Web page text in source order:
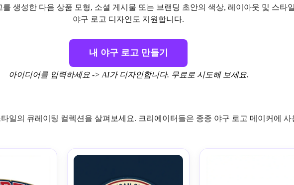
생성한 다음 상품 모형, 소셜 게시물 또는 브랜딩 초안의 색상, 레이아웃 및 스타
야구 로고 디자인도 지원합니다.
내 야구 로고 만들기
아이디어를 입력하세요 -> AI가 디자인합니다. 무료로 시도해 보세요.
일의 큐레이팅 컬렉션을 살펴보세요. 크리에이터들은 종종 야구 로고 메이커에 사